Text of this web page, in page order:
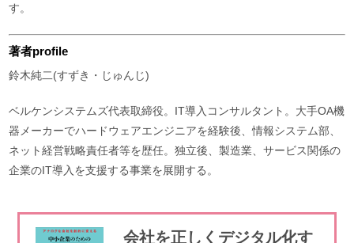
す。
著者profile
鈴木純二(すずき・じゅんじ)
ベルケンシステムズ代表取締役。IT導入コンサルタント。大手OA機
器メーカーでハードウェアエンジニアを経験後、情報システム部、
ネット経営戦略責任者等を歴任。独立後、製造業、サービス関係の
企業のIT導入を支援する事業を展開する。
会社を正しくデジタル化す